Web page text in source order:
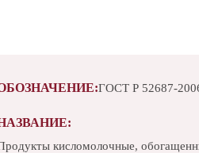
ГОСТ Р 52687-
кисломолочные,